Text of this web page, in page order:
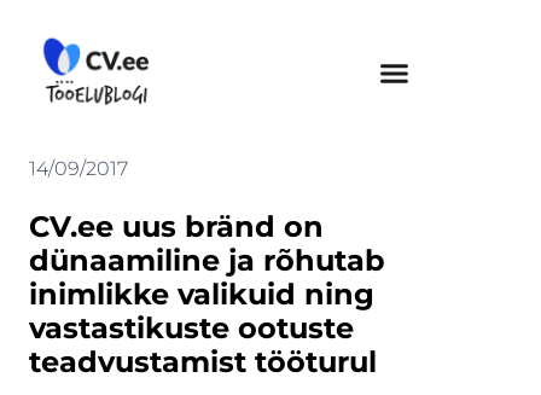
content
14/09/2017
CV.ee uus bränd on
dünaamiline ja rõhutab
inimlikke valikuid ning
vastastikuste ootuste
teadvustamist tööturul